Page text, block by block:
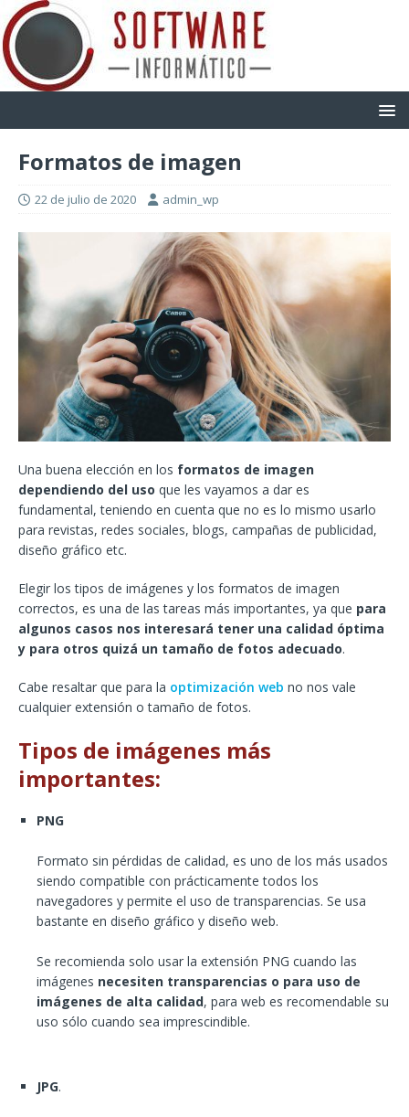
Formatos de imagen
22 de julio de 2020 admin_wp
Una buena elección en los formatos de imagen
dependiendo del uso que les vayamos a dar es
fundamental, teniendo en cuenta que no es lo mismo usarlo
para revistas, redes sociales, blogs, campañas de publicidad,
diseño gráfico etc.
Elegir los tipos de imágenes y los formatos de imagen
correctos, es una de las tareas más importantes, ya que para
algunos casos nos interesará tener una calidad óptima
y para otros quizá un tamaño de fotos adecuado.
Cabe resaltar que para la optimización web no nos vale
cualquier extensión o tamaño de fotos.
Tipos de imágenes más
importantes:
PNG
Formato sin pérdidas de calidad, es uno de los más usados
siendo compatible con prácticamente todos los
navegadores y permite el uso de transparencias. Se usa
bastante en diseño gráfico y diseño web.
Se recomienda solo usar la extensión PNG cuando las
imágenes necesiten transparencias o para uso de
imágenes de alta calidad, para web es recomendable su
uso sólo cuando sea imprescindible.
JPG.